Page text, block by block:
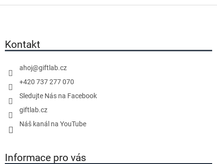
Kontakt
ahoj@giftlab.cz
+420 737 277 070
Sledujte Nás na Facebook
giftlab.cz
Náš kanál na YouTube
Informace pro vás